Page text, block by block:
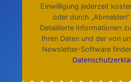
Einwilligung jederzeit
oder durch
Detaillierte Informationen
Ihren Daten und der von
Newsletter-Software